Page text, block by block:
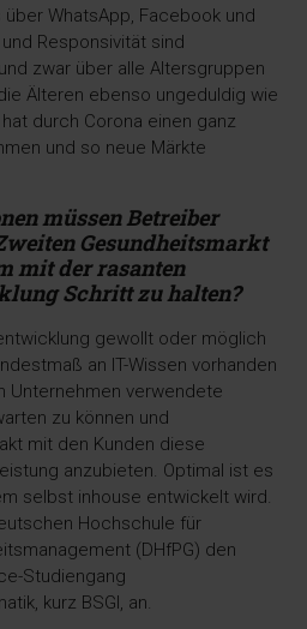
über WhatsApp, Facebook und
Responsivität sind
zwar über alle Altersgruppen
Älteren ebenso ungeduldig wie
durch Corona einen ganz
und so neue Märkte
müssen Betreiber
Gesundheitsmarkt
mit der rasanten
Schritt zu halten?
gewollt oder möglich
an IT-Wissen vorhanden
Unternehmen verwendete
zu können und
mit den Kunden diese
anzubieten. Optimal ist es
selbst inhouse entwickelt wird.
Hochschule für
(DHfPG) den
Studiengang
kurz BSGI, an.